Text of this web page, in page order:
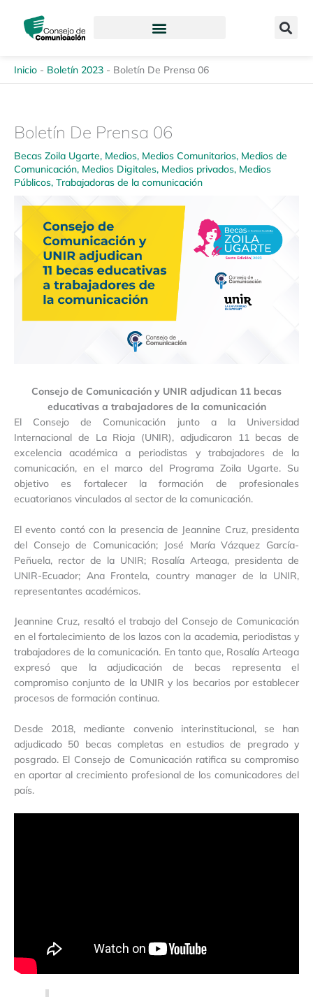
contenido
Inicio - Boletín 2023 - Boletín De Prensa 06
Boletín De Prensa 06
Becas Zoila Ugarte, Medios, Medios Comunitarios, Medios de
Comunicación, Medios Digitales, Medios privados, Medios
Públicos, Trabajadoras de la comunicación
Consejo de Comunicación y UNIR adjudican 11 becas
educativas a trabajadores de la comunicación
El Consejo de Comunicación junto a la Universidad
Internacional de La Rioja (UNIR), adjudicaron 11 becas de
excelencia académica a periodistas y trabajadores de la
comunicación, en el marco del Programa Zoila Ugarte. Su
objetivo es fortalecer la formación de profesionales
ecuatorianos vinculados al sector de la comunicación.
El evento contó con la presencia de Jeannine Cruz, presidenta
del Consejo de Comunicación; José María Vázquez García-
Peñuela, rector de la UNIR; Rosalía Arteaga, presidenta de
UNIR-Ecuador; Ana Frontela, country manager de la UNIR,
representantes académicos.
Jeannine Cruz, resaltó el trabajo del Consejo de Comunicación
en el fortalecimiento de los lazos con la academia, periodistas y
trabajadores de la comunicación. En tanto que, Rosalía Arteaga
expresó que la adjudicación de becas representa el
compromiso conjunto de la UNIR y los becarios por establecer
procesos de formación continua.
Desde 2018, mediante convenio interinstitucional, se han
adjudicado 50 becas completas en estudios de pregrado y
posgrado. El Consejo de Comunicación ratifica su compromiso
en aportar al crecimiento profesional de los comunicadores del
país.